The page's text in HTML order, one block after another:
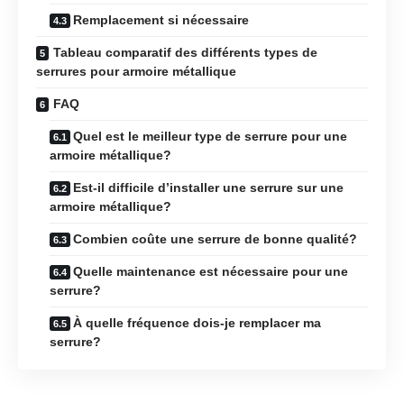
Remplacement si nécessaire
Tableau comparatif des différents types de
serrures pour armoire métallique
FAQ
Quel est le meilleur type de serrure pour une
armoire métallique?
Est-il difficile d’installer une serrure sur une
armoire métallique?
Combien coûte une serrure de bonne qualité?
Quelle maintenance est nécessaire pour une
serrure?
À quelle fréquence dois-je remplacer ma
serrure?